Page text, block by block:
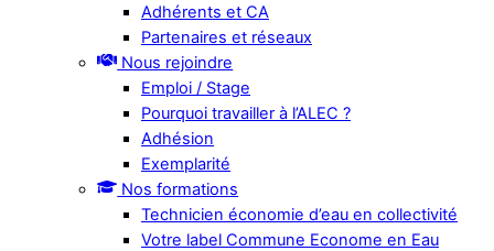
Adhérents et CA
Partenaires et réseaux
Nous rejoindre
Emploi / Stage
Pourquoi travailler à l’ALEC ?
Adhésion
Exemplarité
Nos formations
Technicien économie d’eau en collectivité
Votre label Commune Econome en Eau